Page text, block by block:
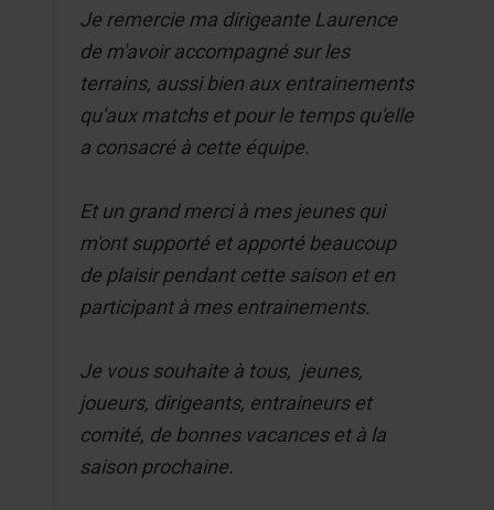
Je remercie ma dirigeante Laurence
de m'avoir accompagné sur les
terrains, aussi bien aux entrainements
qu'aux matchs et pour le temps qu'elle
a consacré à cette équipe.
Et un grand merci à mes jeunes qui
m'ont supporté et apporté beaucoup
de plaisir pendant cette saison et en
participant à mes entrainements.
Je vous souhaite à tous, jeunes,
joueurs, dirigeants, entraineurs et
comité, de bonnes vacances et à la
saison prochaine.